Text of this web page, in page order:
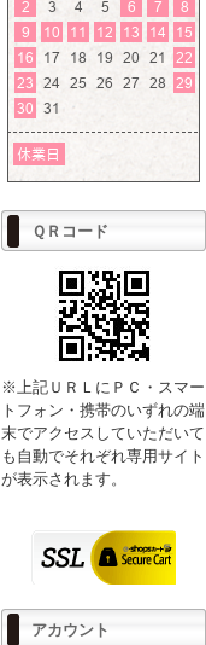
ＱＲコード
※上記ＵＲＬにＰＣ・スマー
トフォン・携帯のいずれの端
末でアクセスしていただいて
も自動でそれぞれ専用サイト
が表示されます。
アカウント